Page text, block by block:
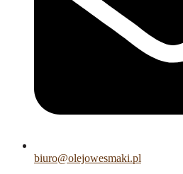
biuro@olejowesmaki.pl